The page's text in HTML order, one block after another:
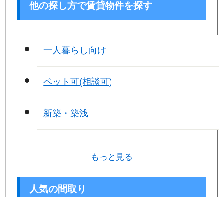
他の探し方で賃貸物件を探す
一人暮らし向け
ペット可(相談可)
新築・築浅
もっと見る
人気の間取り